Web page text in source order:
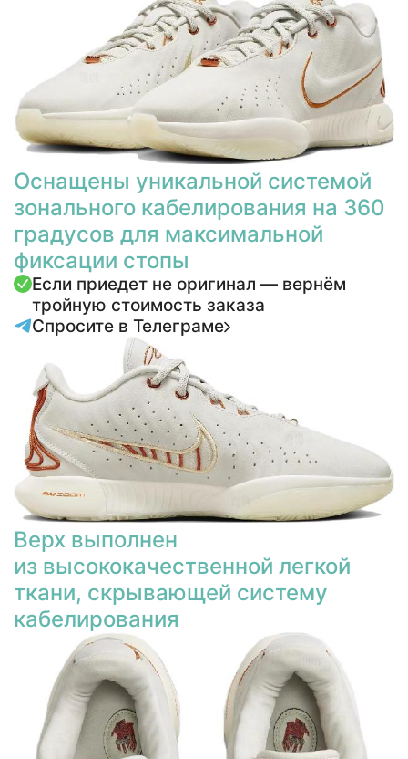
Оснащены уникальной системой
зонального кабелирования на 360
градусов для максимальной
фиксации стопы
Если приедет не оригинал — вернём
тройную стоимость заказа
Спросите в Телеграме
Верх выполнен
из высококачественной легкой
ткани, скрывающей систему
кабелирования